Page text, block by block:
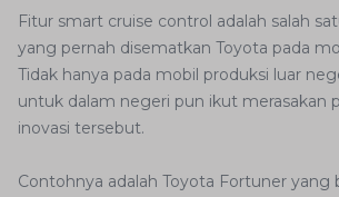
Fitur smart cruise control adalah salah
yang pernah disematkan Toyota pada
Tidak hanya pada mobil produksi luar
untuk dalam negeri pun ikut merasakan
inovasi tersebut.
Contohnya adalah Toyota Fortuner yang